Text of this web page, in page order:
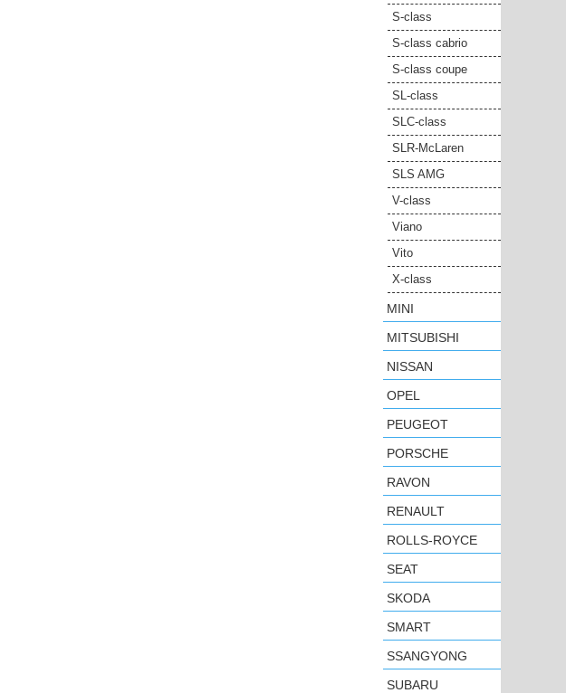
S-class
S-class cabrio
S-class coupe
SL-class
SLC-class
SLR-McLaren
SLS AMG
V-class
Viano
Vito
X-class
MINI
MITSUBISHI
NISSAN
OPEL
PEUGEOT
PORSCHE
RAVON
RENAULT
ROLLS-ROYCE
SEAT
SKODA
SMART
SSANGYONG
SUBARU